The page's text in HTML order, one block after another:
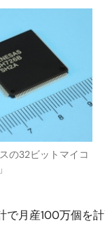
の32ビットマイコ
月産100万個を計